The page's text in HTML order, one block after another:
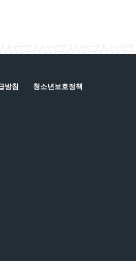
방침 청소년보호정책